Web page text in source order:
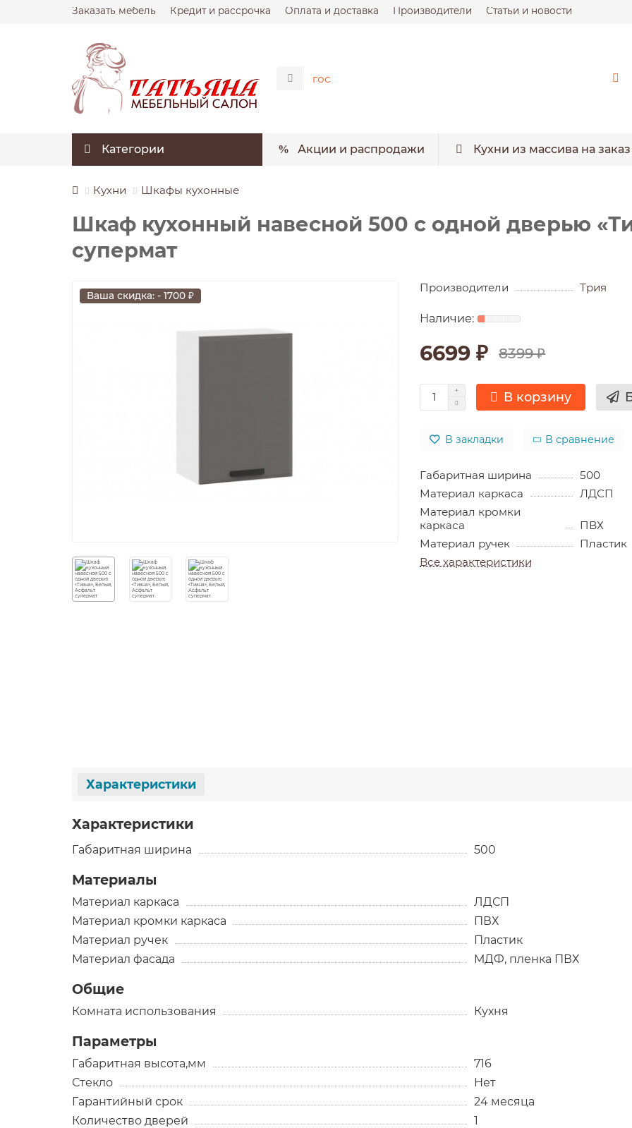
Заказать мебель Кредит и рассрочка Оплата и доставка Производители Статьи и новости
Категории Акции и распродажи Кухни из массива на заказ
Кухни Шкафы кухонные
Шкаф кухонный навесной 500 с одной дверью
супермат
Ваша скидка: - 1700 ₽
Производители Трия
6699 ₽ 8399 ₽
В корзину
В закладки В сравнение
Габаритная ширина
500
Материал каркаса
ЛДСП
Материал кромки
каркаса
ПВХ
Материал ручек
Пластик
Все характеристики
Характеристики
Характеристики
Габаритная ширина 500
Материалы
Материал каркаса
ЛДСП
Материал кромки каркаса
ПВХ
Материал ручек
Пластик
Материал фасада
МДФ, пленка ПВХ
Общие
Комната использования Кухня
Параметры
Габаритная высота,мм
716
Стекло
Нет
Гарантийный срок
24 месяца
Количество дверей
1